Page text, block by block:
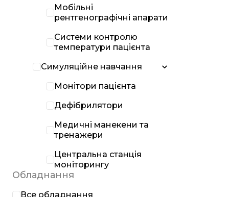
Мобільні
рентгенографічні апарати
Системи контролю
температури пацієнта
Симуляційне навчання
Монітори пацієнта
Дефібрилятори
Медичні манекени та
тренажери
Центральна станція
моніторингу
Обладнання
Все обладнання